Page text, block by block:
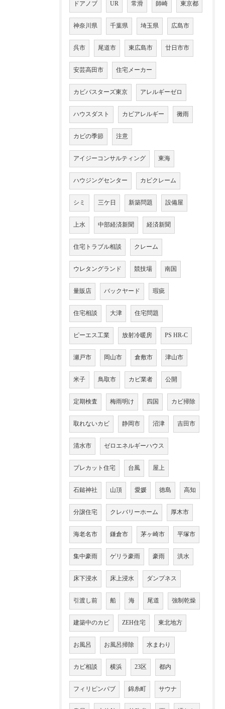
ドアノブ UR 常滑 師崎 東京都
神奈川県 千葉県 埼玉県 広島市
呉市 尾道市 東広島市 廿日市市
安芸高田市 住宅メーカー
カビバスターズ東京 アレルギーゼロ
ハウスダスト カビアレルギー 黴雨
カビの季節 注意
アイジーコンサルティング 東海
ハウジングセンター カビクレーム
シミ 三ケ日 新築問題 設備屋
上水 中部経済新聞 経済新聞
住宅トラブル相談 クレーム
ウレタングランド 競技場 南国
量販店 バックヤード 瑕疵
住宅相談 大津 住宅問題
ピーエス工業 放射冷暖房 PS HR-C
瀬戸市 岡山市 倉敷市 津山市
米子 鳥取市 カビ業者 公開
定期検査 梅雨明け 四国 カビ掃除
取れないカビ 静岡市 沼津 吉田市
清水市 ゼロエネルギーハウス
プレカット住宅 台風 屋上
石鎚神社 山頂 愛媛 徳島 高知
分譲住宅 クレバリーホーム 厚木市
海老名市 鎌倉市 茅ヶ崎市 平塚市
集中豪雨 ゲリラ豪雨 豪雨 洪水
床下浸水 床上浸水 ダンプネス
引渡し前 船 海 尾道 強制乾燥
建築中のカビ ZEH住宅 東北地方
お風呂 お風呂掃除 水まわり
カビ相談 横浜 23区 都内
フィリピンパブ 錦糸町 サウナ